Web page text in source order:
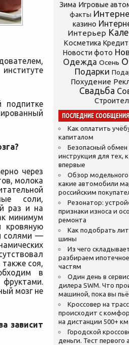
подпитке
через
молока
соли,
раз и на
минимум
солями —
соя,
в
фруктами.
мозг не
зависит
Зима Игровые
факты
казино
Интерьер
Косметика Кредит
Новости фото
Одежда Осень
Подарки
Похудение
Свадьба
ПОСЛЕДНИЕ СООБЩЕНИЯ
Как оплатить
капиталом
Безопасный
инструкция для тех,
впервые
Обзор модельного
какие автомобили
российским
Резонатор:
признаки износа и
ремонта
Как подобрать
шины
Из чего
разбираем
частям
Один день в
дилера SWM. Что
машиной, пока вы
Кроссовер на
происходит с
на дистанции 500+ км
Городской
деньги. Тест